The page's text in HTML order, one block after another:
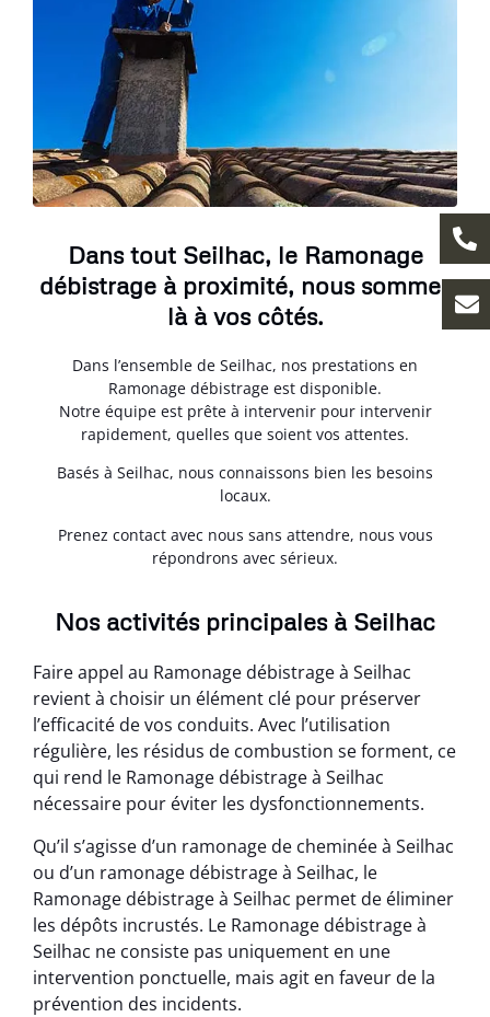
Dans tout Seilhac, le Ramonage
débistrage à proximité, nous sommes
là à vos côtés.
Dans l’ensemble de Seilhac, nos prestations en
Ramonage débistrage est disponible.
Notre équipe est prête à intervenir pour intervenir
rapidement, quelles que soient vos attentes.
Basés à Seilhac, nous connaissons bien les besoins
locaux.
Prenez contact avec nous sans attendre, nous vous
répondrons avec sérieux.
Nos activités principales à Seilhac
Faire appel au Ramonage débistrage à Seilhac
revient à choisir un élément clé pour préserver
l’efficacité de vos conduits. Avec l’utilisation
régulière, les résidus de combustion se forment, ce
qui rend le Ramonage débistrage à Seilhac
nécessaire pour éviter les dysfonctionnements.
Qu’il s’agisse d’un ramonage de cheminée à Seilhac
ou d’un ramonage débistrage à Seilhac, le
Ramonage débistrage à Seilhac permet de éliminer
les dépôts incrustés. Le Ramonage débistrage à
Seilhac ne consiste pas uniquement en une
intervention ponctuelle, mais agit en faveur de la
prévention des incidents.